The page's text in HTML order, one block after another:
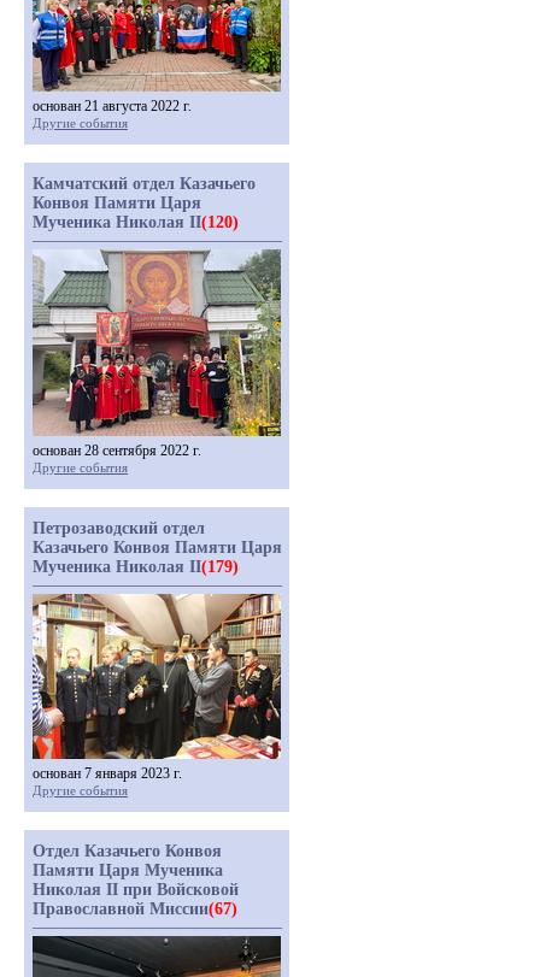
основан 21 августа 2022 г.
Другие события
Камчатский отдел Казачьего
Конвоя Памяти Царя
Мученика Николая II(120)
основан 28 сентября 2022 г.
Другие события
Петрозаводский отдел
Казачьего Конвоя Памяти Царя
Мученика Николая II(179)
основан 7 января 2023 г.
Другие события
Отдел Казачьего Конвоя
Памяти Царя Мученика
Николая II при Войсковой
Православной Миссии(67)